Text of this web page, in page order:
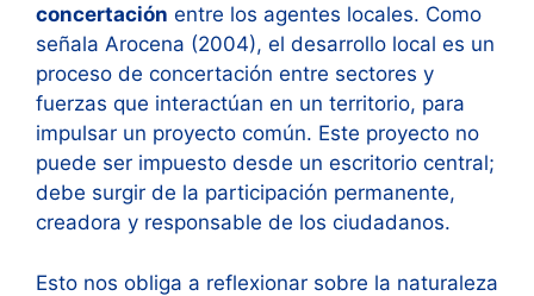
concertación entre los agentes locales. Como
señala Arocena (2004), el desarrollo local es un
proceso de concertación entre sectores y
fuerzas que interactúan en un territorio, para
impulsar un proyecto común. Este proyecto no
puede ser impuesto desde un escritorio central;
debe surgir de la participación permanente,
creadora y responsable de los ciudadanos.
Esto nos obliga a reflexionar sobre la naturaleza